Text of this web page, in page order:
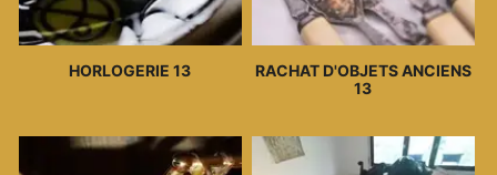
HORLOGERIE 13
RACHAT D'OBJETS ANCIENS
13